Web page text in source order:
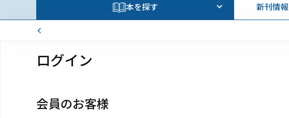
本を探す 新刊情報
ログイン
会員のお客様